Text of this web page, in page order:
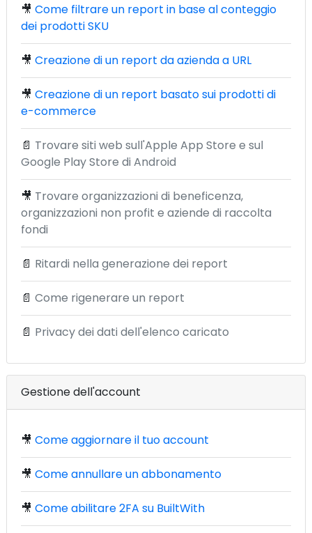
🎥 Come filtrare un report in base al conteggio
dei prodotti SKU
🎥 Creazione di un report da azienda a URL
🎥 Creazione di un report basato sui prodotti di
e-commerce
📄 Trovare siti web sull'Apple App Store e sul
Google Play Store di Android
🎥 Trovare organizzazioni di beneficenza,
organizzazioni non profit e aziende di raccolta
fondi
📄 Ritardi nella generazione dei report
📄 Come rigenerare un report
📄 Privacy dei dati dell'elenco caricato
Gestione dell'account
🎥 Come aggiornare il tuo account
🎥 Come annullare un abbonamento
🎥 Come abilitare 2FA su BuiltWith